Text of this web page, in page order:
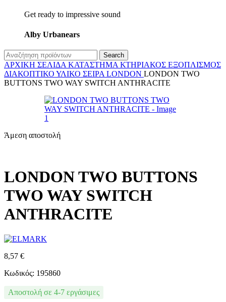
Get ready to impressive sound
Alby Urbanears
Search
ΑΡΧΙΚΉ ΣΕΛΊΔΑ ΚΑΤΆΣΤΗΜΑ ΚΤΗΡΙΑΚΌΣ ΕΞΟΠΛΙΣΜΌΣ
ΔΙΑΚΟΠΤΙΚΌ ΥΛΙΚΌ ΣΕΙΡΆ LONDON LONDON TWO
BUTTONS TWO WAY SWITCH ANTHRACITE
Άμεση αποστολή
LONDON TWO BUTTONS
TWO WAY SWITCH
ANTHRACITE
8,57 €
Κωδικός: 195860
Αποστολή σε 4-7 εργάσιμες